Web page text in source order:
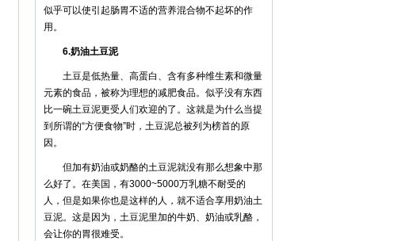
似乎可以使引起肠胃不适的营养混合物不起坏的作
用。
6.奶油土豆泥
土豆是低热量、高蛋白、含有多种维生素和微量
元素的食品，被称为理想的减肥食品。似乎没有东西
比一碗土豆泥更受人们欢迎的了。这就是为什么当提
到所谓的“方便食物”时，土豆泥总被列为榜首的原
因。
但加有奶油或奶酪的土豆泥就没有那么想象中那
么好了。在美国，有3000~5000万乳糖不耐受的
人，但是如果你也是这样的人，就不适合享用奶油土
豆泥。这是因为，土豆泥里加的牛奶、奶油或乳酪，
会让你的胃很难受。